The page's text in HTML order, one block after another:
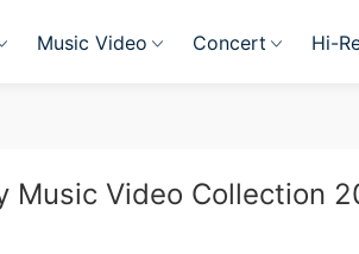
Music Video Concert Hi-
Video Collection